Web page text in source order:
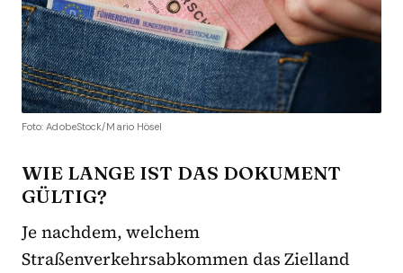
Foto: AdobeStock/Mario Hösel
WIE LANGE IST DAS DOKUMENT
GÜLTIG?
Je nachdem, welchem
Straßenverkehrsabkommen das Zielland